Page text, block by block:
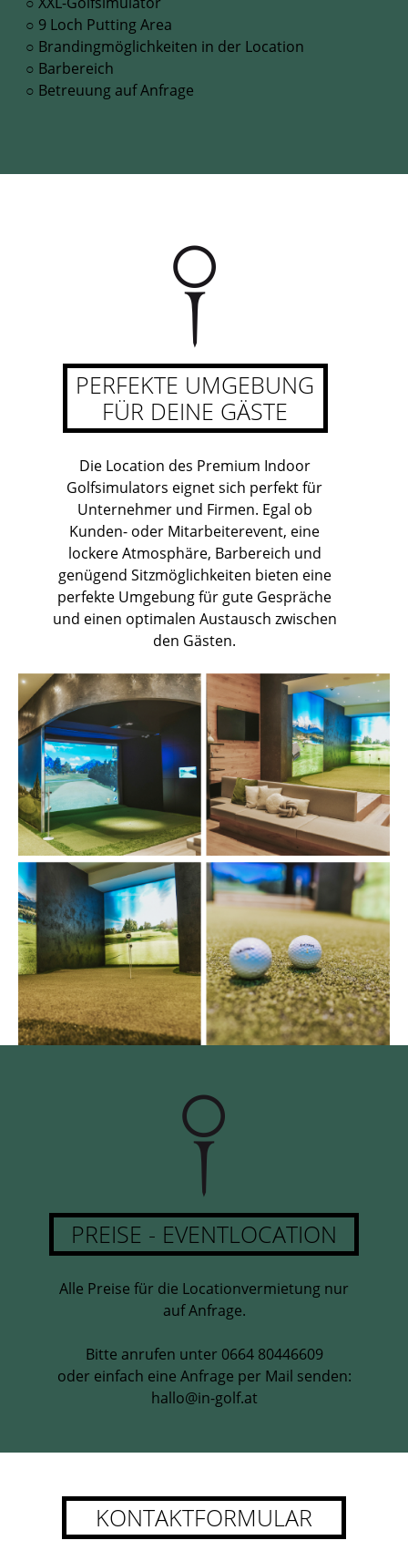
○ 9 Loch Putting Area
○ Brandingmöglichkeiten in der Location
○ Barbereich
○ Betreuung auf Anfrage
PERFEKTE UMGEBUNG
FÜR DEINE GÄSTE
Die Location des Premium Indoor
Golfsimulators eignet sich perfekt für
Unternehmer und Firmen. Egal ob
Kunden- oder Mitarbeiterevent, eine
lockere Atmosphäre, Barbereich und
genügend Sitzmöglichkeiten bieten eine
perfekte Umgebung für gute Gespräche
und einen optimalen Austausch zwischen
den Gästen.
PREISE - EVENTLOCATION
Alle Preise für die Locationvermietung nur
auf Anfrage.
Bitte anrufen unter 0664 80446609
oder einfach eine Anfrage per Mail senden:
hallo@in-golf.at
KONTAKTFORMULAR